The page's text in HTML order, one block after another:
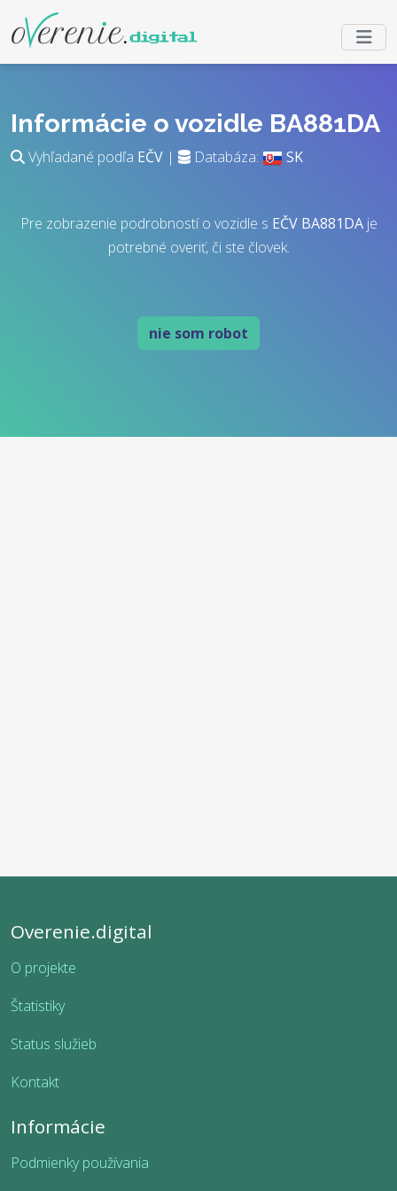
Informácie o vozidle BA881DA
Vyhľadané podľa EČV | Databáza: SK
Pre zobrazenie podrobností o vozidle s EČV BA881DAje
potrebné overiť, či ste človek.
nie som robot
Overenie.digital
O projekte
Štatistiky
Status služieb
Kontakt
Informácie
Podmienky používania